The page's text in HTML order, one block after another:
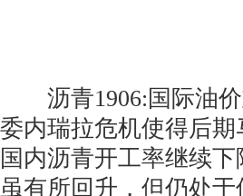
沥青1906:国际油价
委内瑞拉危机使得后
国内沥青开工率继续
虽有所回升，但仍处